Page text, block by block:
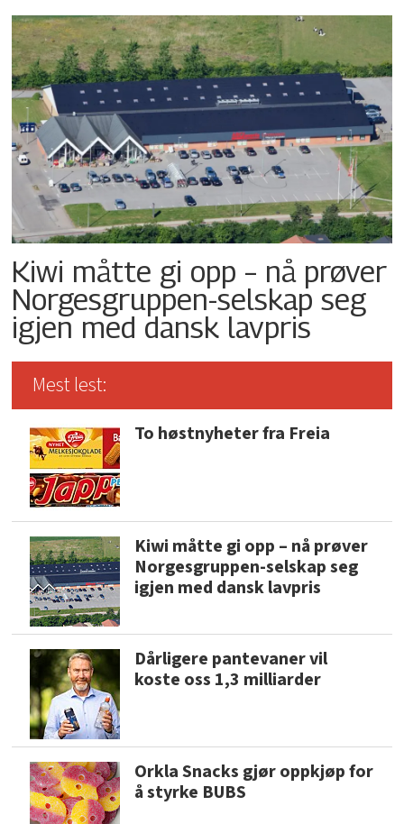
Kiwi måtte gi opp – nå prøver
Norgesgruppen-selskap seg
igjen med dansk lavpris
Mest lest:
To høstnyheter fra Freia
Kiwi måtte gi opp – nå prøver
Norgesgruppen-selskap seg
igjen med dansk lavpris
Dårligere pantevaner vil
koste oss 1,3 milliarder
Orkla Snacks gjør oppkjøp for
å styrke BUBS